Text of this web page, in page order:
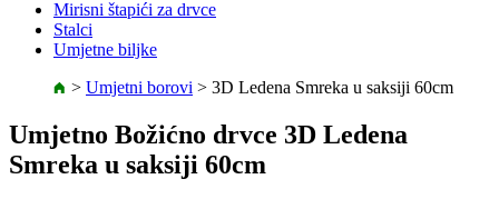
Mirisni štapići za drvce
Stalci
Umjetne biljke
> Umjetni borovi > 3D Ledena Smreka u saksiji 60cm
Umjetno Božićno drvce 3D Ledena
Smreka u saksiji 60cm